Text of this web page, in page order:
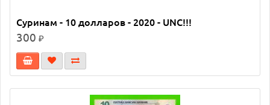
Суринам - 10 долларов - 2020 - UNC!!!
300 ₽